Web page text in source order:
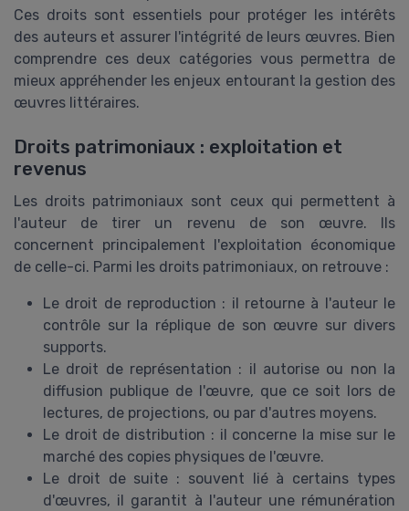
Ces droits sont essentiels pour protéger les intérêts
des auteurs et assurer l'intégrité de leurs œuvres. Bien
comprendre ces deux catégories vous permettra de
mieux appréhender les enjeux entourant la gestion des
œuvres littéraires.
Droits patrimoniaux : exploitation et
revenus
Les droits patrimoniaux sont ceux qui permettent à
l'auteur de tirer un revenu de son œuvre. Ils
concernent principalement l'exploitation économique
de celle-ci. Parmi les droits patrimoniaux, on retrouve :
Le droit de reproduction : il retourne à l'auteur le
contrôle sur la réplique de son œuvre sur divers
supports.
Le droit de représentation : il autorise ou non la
diffusion publique de l'œuvre, que ce soit lors de
lectures, de projections, ou par d'autres moyens.
Le droit de distribution : il concerne la mise sur le
marché des copies physiques de l'œuvre.
Le droit de suite : souvent lié à certains types
d'œuvres, il garantit à l'auteur une rémunération